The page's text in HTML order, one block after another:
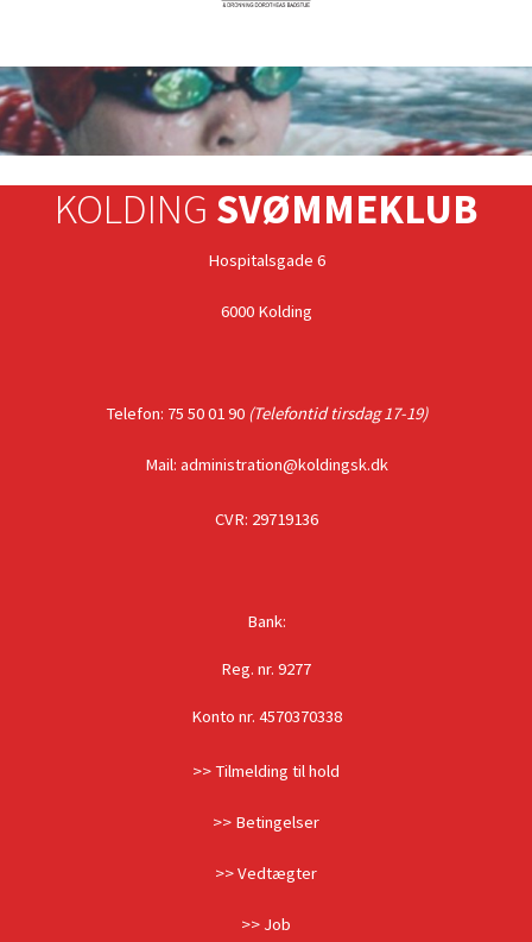
KOLDING SVØMMEKLUB
Hospitalsgade 6
6000 Kolding
Telefon: 75 50 01 90 (Telefontid tirsdag 17-19)
Mail: administration@koldingsk.dk
CVR: 29719136
Bank:
Reg. nr. 9277
Konto nr. 4570370338
>> Tilmelding til hold
>> Betingelser
>> Vedtægter
>> Job